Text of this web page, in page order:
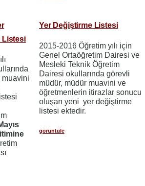
Listesi
muavini
Yer Değiştirme Listesi
2015-2016 Öğretim yılı için
Genel Ortaöğretim Dairesi ve
Mesleki Teknik Öğretim
Dairesi okullarında görevli
müdür, müdür muavini ve
öğretmenlerin itirazlar sonucu
oluşan yeni yer değiştirme
listesi ektedir.
görüntüle